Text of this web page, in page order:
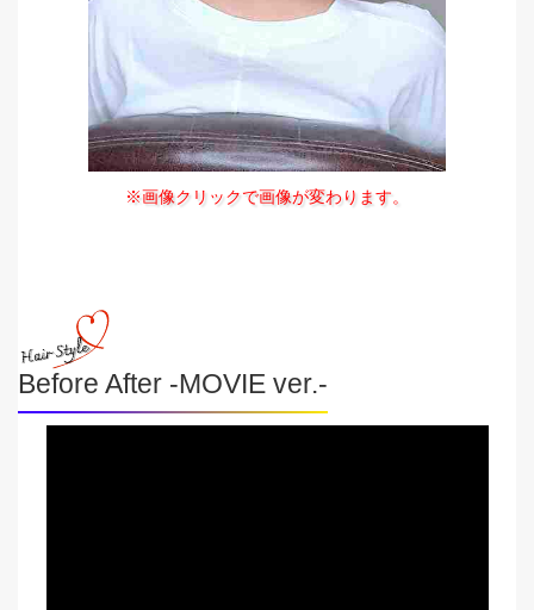
※画像クリックで画像が変わります。
Before After -MOVIE ver.-